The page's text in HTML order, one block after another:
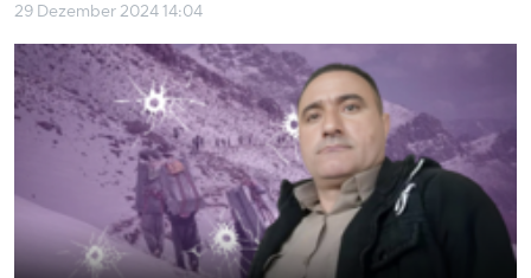
29 Dezember 2024 14:04